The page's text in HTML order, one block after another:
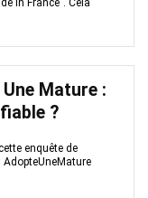
in France". Cela
Mature :
?
enquête de